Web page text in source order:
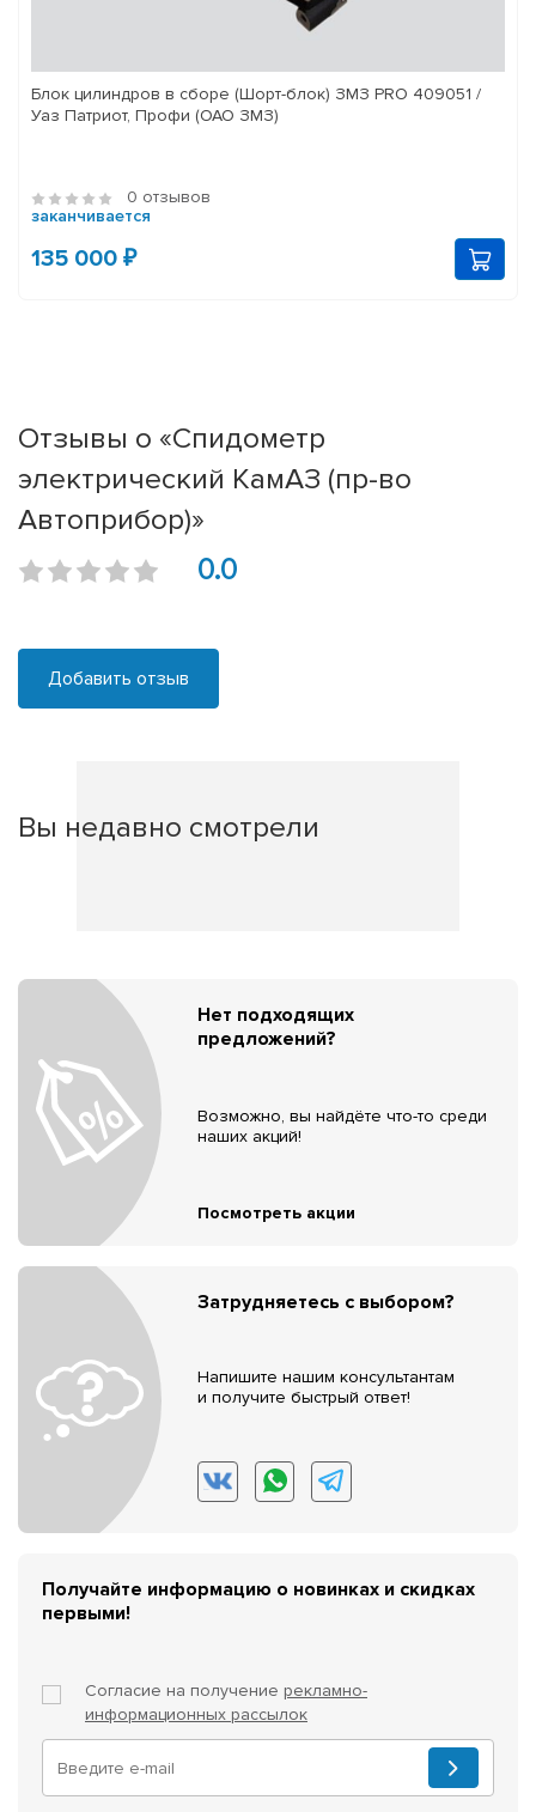
Блок цилиндров в сборе (Шорт-блок) ЗМЗ PRO 409051 /
Уаз Патриот, Профи (ОАО ЗМЗ)
0 отзывов
заканчивается
135 000 ₽
Отзывы о «Спидометр
электрический КамАЗ (пр-во
Автоприбор)»
0.0
Добавить отзыв
Вы недавно смотрели
Нет подходящих
предложений?
Возможно, вы найдёте что-то среди
наших акций!
Посмотреть акции
Затрудняетесь с выбором?
Напишите нашим консультантам
и получите быстрый ответ!
Получайте информацию о новинках и скидках
первыми!
Согласие на получение рекламно-
информационных рассылок